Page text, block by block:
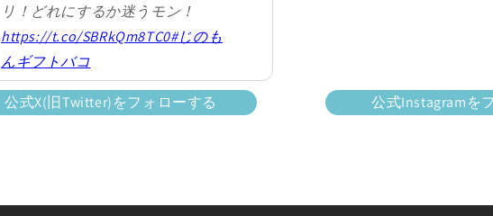
リ！どれにするか迷うモン！
https://t.co/SBRkQm8TC0#じのも
んギフトバコ
pic.twitter.com/7ddn0fShFI
公式X(旧Twitter)をフォローする 公式Instagramを